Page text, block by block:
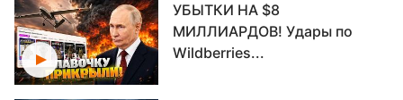
УБЫТКИ НА $8
МИЛЛИАРДОВ! Удары по
Wildberries...